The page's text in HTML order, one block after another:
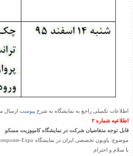
اطلاعات تکمیلی راجع به نمایشگاه به شرح پیوست ارسال
اطلاعیه شماره ۲
قابل توجه متقاضیان شرکت در نمایشگاه کامپوزیت مسکو
موضوع: پاویون تخصصی ایران در نمایشگاه Composite-Expo روسیه
با سلام و احترام